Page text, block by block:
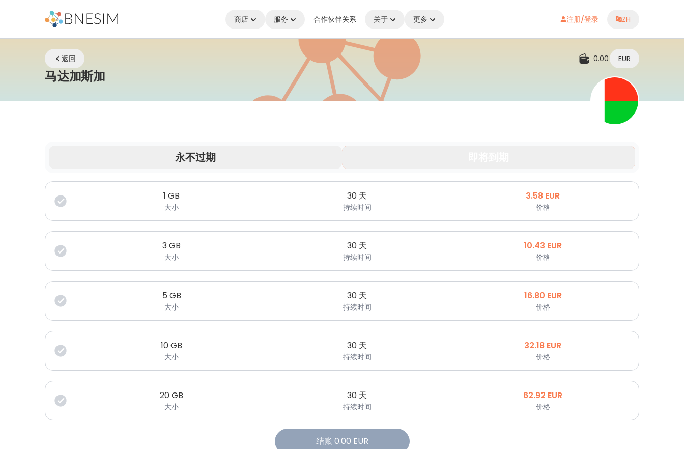
商店 服务 合作伙伴关系 关于 更多 注册/登录 ZH
返回 0.00 EUR
马达加斯加eSIM | 无论您身在何处，始终保持连接
永不过期
您的数据在有限时间内有效。
1 GB
大小
30 天
持续时间
3.58 EUR
价格
3GB
大小
30 天
持续时间
10.43 EUR
价格
5 GB
大小
30 天
持续时间
16.80 EUR
价格
10GB
大小
30 天
持续时间
32.18 EUR
价格
20GB
大小
30 天
持续时间
62.92 EUR
价格
结账 0.00 EUR